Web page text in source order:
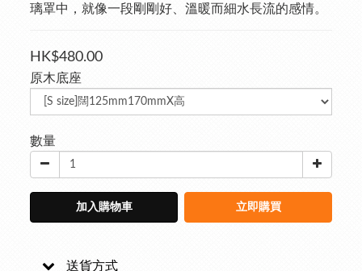
璃罩中，就像一段剛剛好、溫暖而細水長流的感情。
HK$480.00
原木底座
數量
加入購物車 立即購買
送貨方式